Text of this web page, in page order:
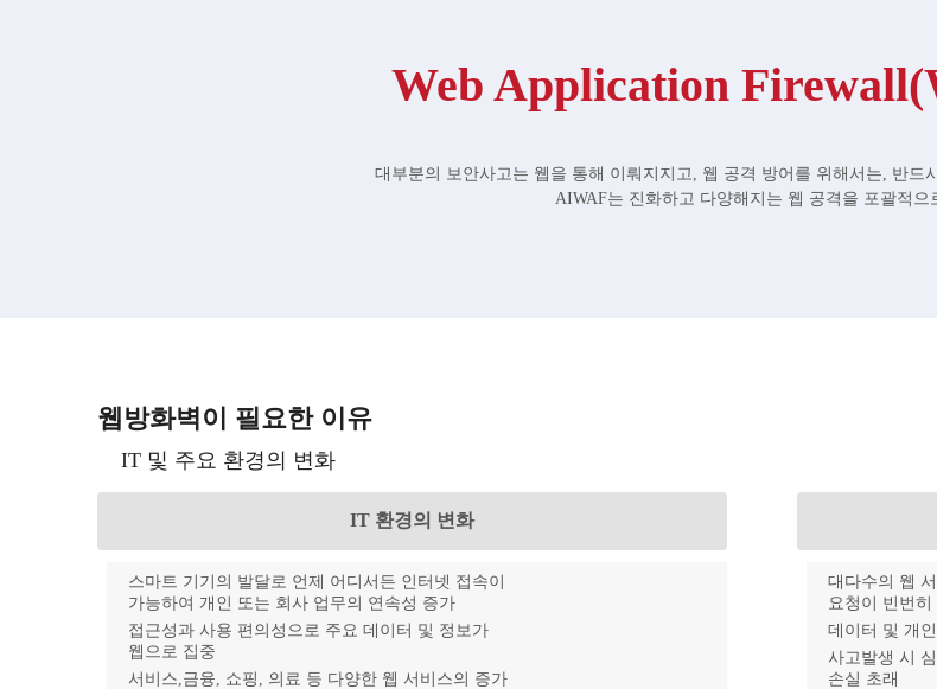
Web Application
대부분의 보안사고는 웹을 통해 이뤄지지고, 웹 공격 방어를 위해서는, 반드
AIWAF는 진화하고 다양해지는 웹 공격을 포괄적으
웹방화벽이 필요한 이유
IT 및 주요 환경의 변화
IT 환경의 변화
스마트 기기의 발달로 언제 어디서든 인터넷 접속이
가능하여 개인 또는 회사 업무의 연속성 증가
접근성과 사용 편의성으로 주요 데이터 및 정보가
웹으로 집중
서비스,금융, 쇼핑, 의료 등 다양한 웹 서비스의 증가
대다수의 웹
요청이 빈번히
데이터 및 개
사고발생 시
손실 초래